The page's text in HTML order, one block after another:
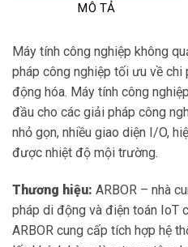
MÔ TẢ
Máy tính công nghiệp không
pháp công nghiệp tối ưu về
động hóa. Máy tính công
đầu cho các giải pháp công
nhỏ gọn, nhiều giao diện I/O,
được nhiệt độ mội trường.
Thương hiệu: ARBOR – nhà
pháp di động và điện toán IoT
ARBOR cung cấp tích hợp hệ